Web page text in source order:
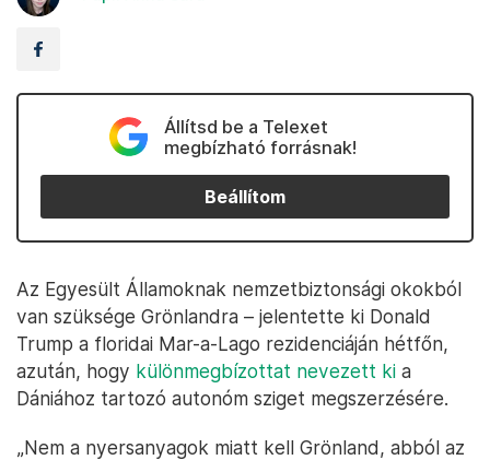
Állítsd be a Telexet
megbízható forrásnak!
Beállítom
Az Egyesült Államoknak nemzetbiztonsági okokból
van szüksége Grönlandra – jelentette ki Donald
Trump a floridai Mar-a-Lago rezidenciáján hétfőn,
azután, hogy különmegbízottat nevezett ki a
Dániához tartozó autonóm sziget megszerzésére.
„Nem a nyersanyagok miatt kell Grönland, abból az